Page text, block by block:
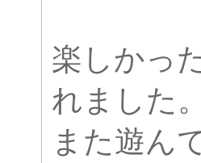
楽しかっ
れました
また遊ん